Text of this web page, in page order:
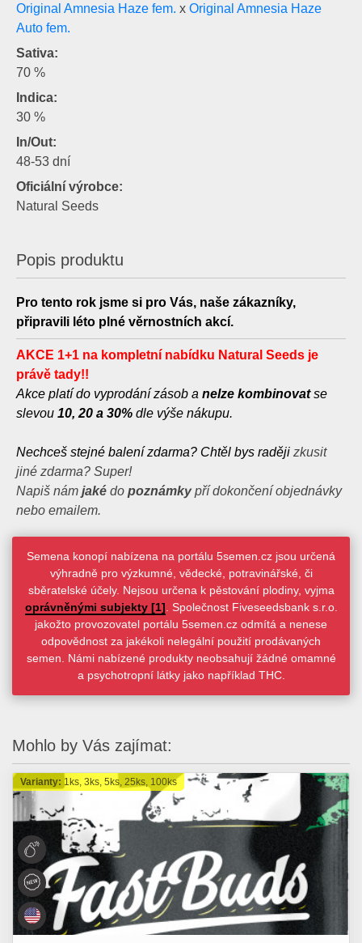
Original Amnesia Haze fem. x Original Amnesia Haze
Auto fem.
Sativa:
70 %
Indica:
30 %
In/Out:
48-53 dní
Oficiální výrobce:
Natural Seeds
Popis produktu
Pro tento rok jsme si pro Vás, naše zákazníky,
připravili léto plné věrnostních akcí.
AKCE 1+1 na kompletní nabídku Natural Seeds je
právě tady!!
Akce platí do vyprodání zásob a nelze kombinovatse
slevou 10, 20 a 30% dle výše nákupu.
Nechceš stejné balení zdarma? Chtěl bys raději zkusit
jiné zdarma? Super!
Napiš nám jaké do poznámkypří dokončení objednávky
nebo emailem.
Semena konopí nabízena na portálu 5semen.cz jsou určená
výhradně pro výzkumné, vědecké, potravinářské, či
sběratelské účely. Nejsou určena k pěstování plodiny, vyjma
oprávněnými subjekty [1] . Společnost Fiveseedsbank s.r.o.
jakožto provozovatel portálu 5semen.cz odmítá a nenese
odpovědnost za jakékoli nelegální použití prodávaných
semen. Námi nabízené produkty neobsahují žádné omamné
a psychotropní látky jako například THC.
Mohlo by Vás zajímat:
Varianty: 1ks, 3ks, 5ks, 25ks, 100ks